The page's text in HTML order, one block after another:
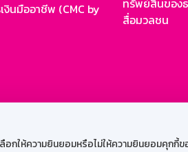
ให้ความยินยอมหรือไม่ให้ความยินยอมคุกกี้ข
งินมืออาชีพ (CMC by
ทรัพย์สินของ
สื่อมวลชน